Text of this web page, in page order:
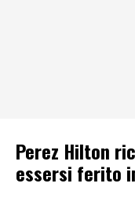
Perez Hilton
essersi ferito